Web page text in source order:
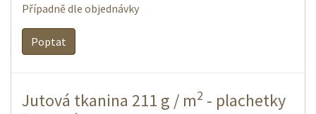
Případně dle objednávky
Poptat
Jutová tkanina 211 g / m2 - plachetky